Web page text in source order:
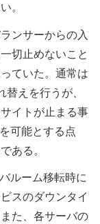
。
ンサーからの入
切止めないこと
ていた。通常は
えを行うが、
イトが止まる事
可能とする点
ある。
ルーム移転時に
スのダウンタイ
た、各サーバの